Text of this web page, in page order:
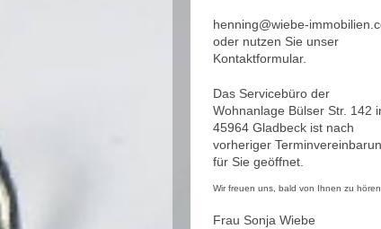
henning@wiebe-
oder nutzen Sie unser
Kontaktformular.
Das Servicebüro der
Wohnanlage Bülser Str. 142
45964 Gladbeck ist nach
vorheriger
für Sie geöffnet.
Wir freuen uns, bald von Ihnen zu
Frau Sonja Wiebe